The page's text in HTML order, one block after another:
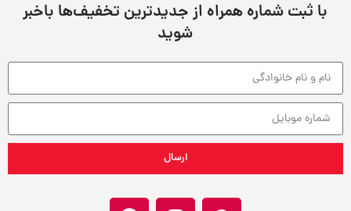
با ثبت شماره همراه از جدید‌ترین تخفیف‌ها با‌خبر
شوید
ارسال